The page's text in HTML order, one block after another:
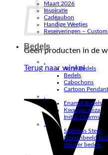
Geen producten in de
Terug naar winkel
Maart 2026
Inspiratie
Cadeaubon
Handige Weetjes
Reserveringen –
Bedels
.
Acryl Bedels
Bedels
Cabochons
Cartoon
.
Enamel Bedels
Kwastjes Ibiza
Initial Charms
.
Stainless Steel
Sterrenbeeld
Vlinder bedels